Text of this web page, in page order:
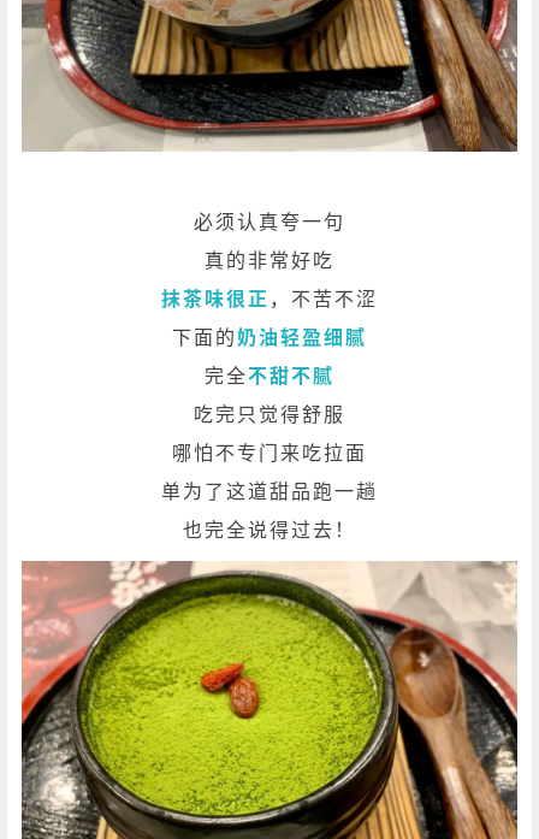
必须认真夸一句
真的非常好吃
抹茶味很正 ，不苦不涩
下面的奶油轻盈细腻
完全不甜不腻
吃完只觉得舒服
哪怕不专门来吃拉面
单为了这道甜品跑一趟
也完全说得过去！